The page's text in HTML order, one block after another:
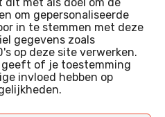
om gepersonaliseerde
in te stemmen met deze
gegevens zoals
op deze site verwerken.
of je toestemming
invloed hebben op
recensies omdat ik zoveel
meer wist welke ik nu wel of
heb als hobby nog
en heb als coproducent